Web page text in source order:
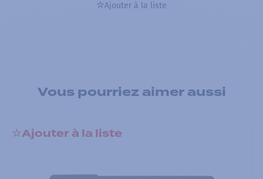
Ajouter à la liste
Vous pourriez aimer aussi
Ajouter à la liste